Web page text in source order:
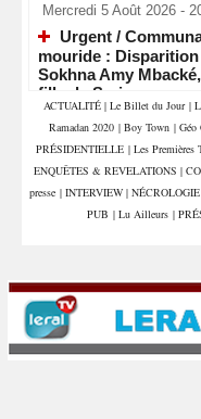
Mercredi 5 Août 2026 -
Urgent /
mouride : Disparition
Sokhna Amy Mbacké,
fille de Serigne
Mountakha Mbacké
ACTUALITÉ | Le Billet du Jour |
Ramadan 2020 | Boy Town | Géo
PRÉSIDENTIELLE | Les Premières
ENQUÊTES & REVELATIONS |
presse | INTERVIEW | NÉCROLOGIE
PUB | Lu Ailleurs |